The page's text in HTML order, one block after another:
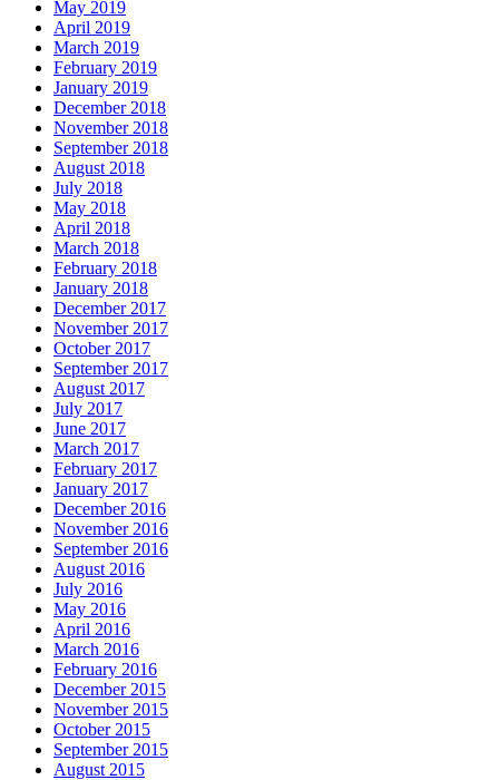
May 2019
April 2019
March 2019
February 2019
January 2019
December 2018
November 2018
September 2018
August 2018
July 2018
May 2018
April 2018
March 2018
February 2018
January 2018
December 2017
November 2017
October 2017
September 2017
August 2017
July 2017
June 2017
March 2017
February 2017
January 2017
December 2016
November 2016
September 2016
August 2016
July 2016
May 2016
April 2016
March 2016
February 2016
December 2015
November 2015
October 2015
September 2015
August 2015